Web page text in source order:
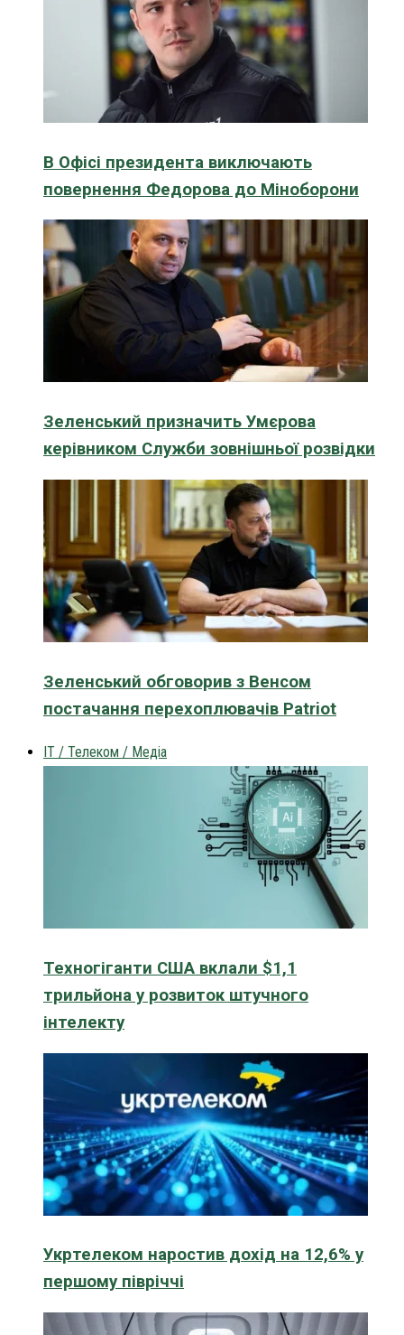
В Офісі президента виключають
повернення Федорова до Міноборони
Зеленський призначить Умєрова
керівником Служби зовнішньої розвідки
Зеленський обговорив з Венсом
постачання перехоплювачів Patriot
IT / Телеком / Медіа
Техногіганти США вклали $1,1
трильйона у розвиток штучного
інтелекту
Укртелеком наростив дохід на 12,6% у
першому півріччі